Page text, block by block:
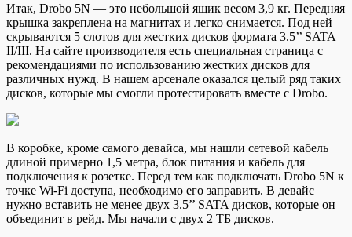
Итак, Drobo 5N — это небольшой ящик весом 3,9 кг. Передняя
крышка закреплена на магнитах и легко снимается. Под ней
скрываются 5 слотов для жестких дисков формата 3.5’’ SATA
II/III. На сайте производителя есть специальная страница с
рекомендациями по использованию жестких дисков для
различных нужд. В нашем арсенале оказался целый ряд таких
дисков, которые мы смогли протестировать вместе с Drobo.
В коробке, кроме самого девайса, мы нашли сетевой кабель
длиной примерно 1,5 метра, блок питания и кабель для
подключения к розетке. Перед тем как подключать Drobo 5N к
точке Wi-Fi доступа, необходимо его заправить. В девайс
нужно вставить не менее двух 3.5’’ SATA дисков, которые он
объединит в рейд. Мы начали с двух 2 ТБ дисков.